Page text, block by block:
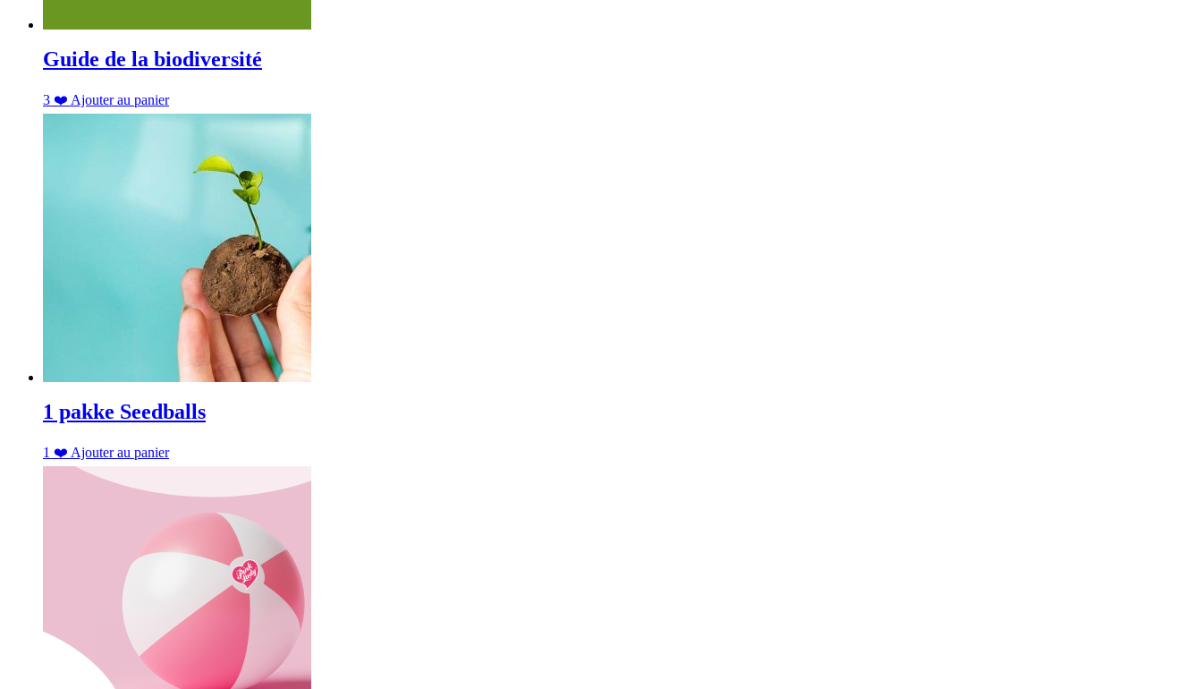
Guide de la biodiversité
3 ❤️ Ajouter au panier
1 pakke Seedballs
1 ❤️ Ajouter au panier